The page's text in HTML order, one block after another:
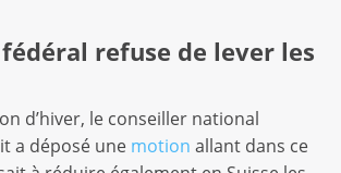
fédéral refuse de lever les
d’hiver, le conseiller national
a déposé une motion allant dans ce